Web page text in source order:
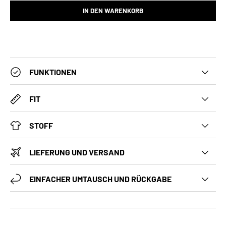
IN DEN WARENKORB
FUNKTIONEN
FIT
STOFF
LIEFERUNG UND VERSAND
EINFACHER UMTAUSCH UND RÜCKGABE